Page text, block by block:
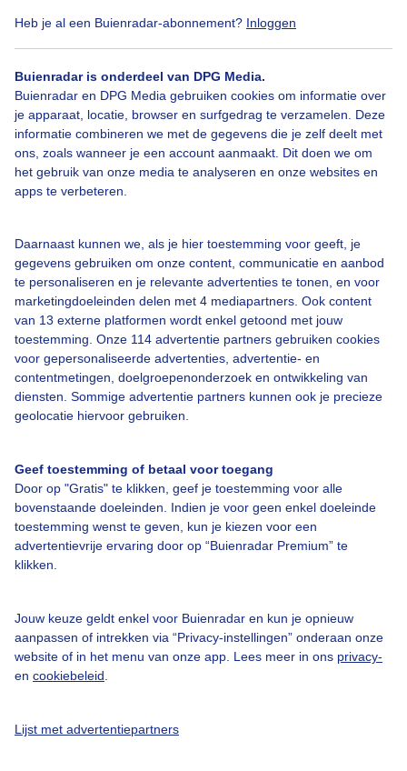
Heb je al een Buienradar-abonnement? Inloggen
Buienradar is onderdeel van DPG Media.
Buienradar en DPG Media gebruiken cookies om informatie over
je apparaat, locatie, browser en surfgedrag te verzamelen. Deze
informatie combineren we met de gegevens die je zelf deelt met
ons, zoals wanneer je een account aanmaakt. Dit doen we om
het gebruik van onze media te analyseren en onze websites en
apps te verbeteren.
Daarnaast kunnen we, als je hier toestemming voor geeft, je
gegevens gebruiken om onze content, communicatie en aanbod
te personaliseren en je relevante advertenties te tonen, en voor
marketingdoeleinden delen met 4 mediapartners. Ook content
van 13 externe platformen wordt enkel getoond met jouw
toestemming. Onze 114 advertentie partners gebruiken cookies
voor gepersonaliseerde advertenties, advertentie- en
contentmetingen, doelgroepenonderzoek en ontwikkeling van
diensten. Sommige advertentie partners kunnen ook je precieze
geolocatie hiervoor gebruiken.
Geef toestemming of betaal voor toegang
Door op "Gratis" te klikken, geef je toestemming voor alle
bovenstaande doeleinden. Indien je voor geen enkel doeleinde
toestemming wenst te geven, kun je kiezen voor een
advertentievrije ervaring door op “Buienradar Premium” te
klikken.
Jouw keuze geldt enkel voor Buienradar en kun je opnieuw
aanpassen of intrekken via “Privacy-instellingen” onderaan onze
website of in het menu van onze app. Lees meer in ons privacy-
en cookiebeleid
Lijst met advertentiepartners
Bekijk slideshow
Een moment geduld aub...
Over Buienradar
Veelgestelde vragen
Contact
Toegankelijkheid
Buienradar Team
Privacy beleid
Privacy instellingen